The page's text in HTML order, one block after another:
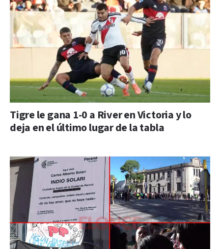
Tigre le gana 1-0 a River en Victoria y lo
deja en el último lugar de la tabla